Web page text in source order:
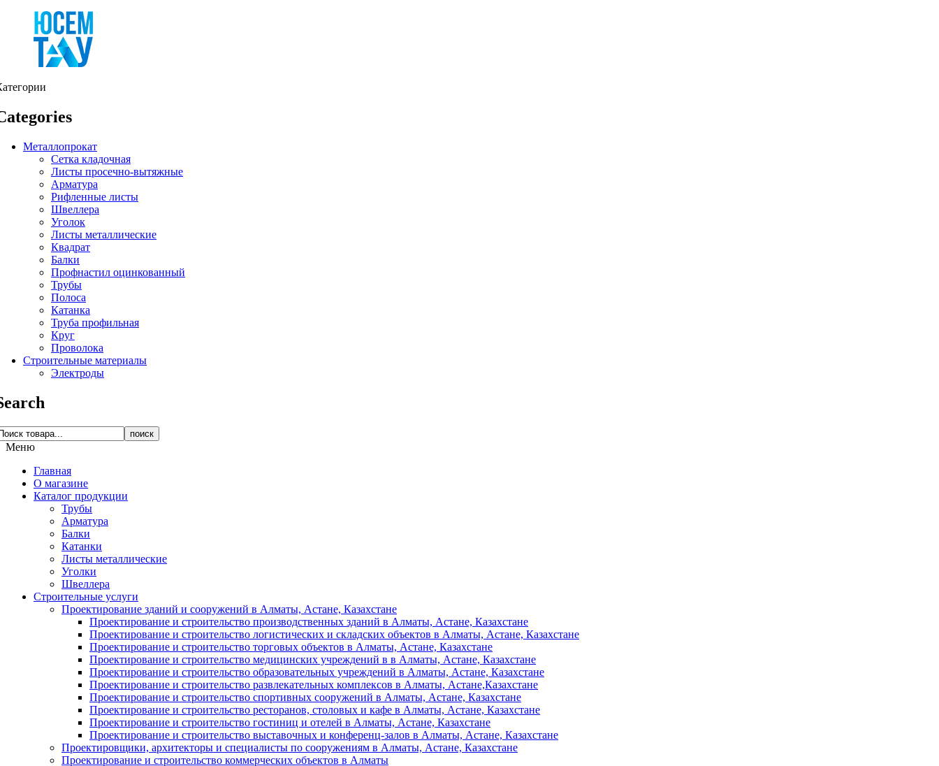
Металлопрокат
Сетка кладочная
Листы просечно-вытяжные
Арматура
Рифленные листы
Швеллера
Уголок
Листы металлические
Квадрат
Балки
Профнастил оцинкованный
Трубы
Полоса
Катанка
Труба профильная
Круг
Проволока
Строительные материалы
Электроды
поиск
Меню
Главная
О магазине
Каталог продукции
Трубы
Арматура
Балки
Катанки
Листы металлические
Уголки
Швеллера
Строительные услуги
Проектирование зданий и сооружений в Алматы, Астане, Казахстане
Проектирование и строительство производственных зданий в Алматы, Астане, Казахстане
Проектирование и строительство логистических и складских объектов в Алматы, Астане, Казахстане
Проектирование и строительство торговых объектов в Алматы, Астане, Казахстане
Проектирование и строительство медицинских учреждений в в Алматы, Астане, Казахстане
Проектирование и строительство образовательных учреждений в Алматы, Астане, Казахстане
Проектирование и строительство развлекательных комплексов в Алматы, Астане,Казахстане
Проектирование и строительство спортивных сооружений в Алматы, Астане, Казахстане
Проектирование и строительство ресторанов, столовых и кафе в Алматы, Астане, Казахстане
Проектирование и строительство гостиниц и отелей в Алматы, Астане, Казахстане
Проектирование и строительство выставочных и конференц-залов в Алматы, Астане, Казахстане
Проектировщики, архитекторы и специалисты по сооружениям в Алматы, Астане, Казахстане
Проектирование и строительство коммерческих объектов в Алматы